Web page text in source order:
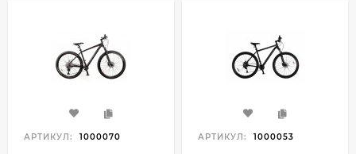
АРТИКУЛ: 1000070 АРТИКУЛ: 1000053